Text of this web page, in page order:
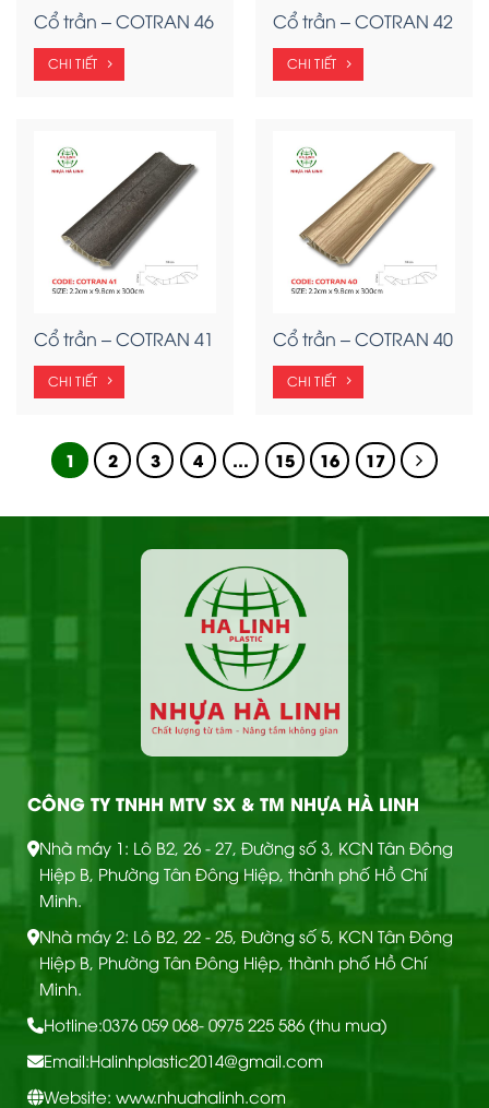
Cổ trần – COTRAN 46
CHI TIẾT
Cổ trần – COTRAN 42
CHI TIẾT
Cổ trần – COTRAN 41
CHI TIẾT
Cổ trần – COTRAN 40
CHI TIẾT
1 2 3 4 … 15 16 17
CÔNG TY TNHH MTV SX & TM NHỰA HÀ LINH
Nhà máy 1: Lô B2, 26 - 27, Đường số 3, KCN Tân Đông
Hiệp B, Phường Tân Đông Hiệp, thành phố Hồ Chí
Minh.
Nhà máy 2: Lô B2, 22 - 25, Đường số 5, KCN Tân Đông
Hiệp B, Phường Tân Đông Hiệp, thành phố Hồ Chí
Minh.
Hotline:0376 059 068- 0975 225 586 (thu mua)
Email:Halinhplastic2014@gmail.com
Website: www.nhuahalinh.com